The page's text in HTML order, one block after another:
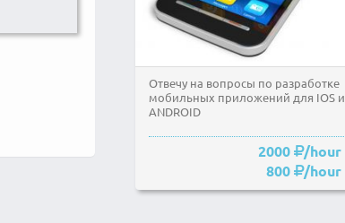
Отвечу на вопросы по разработке
мобильных приложений для IOS и
ANDROID
2000
/hour
800
/hour